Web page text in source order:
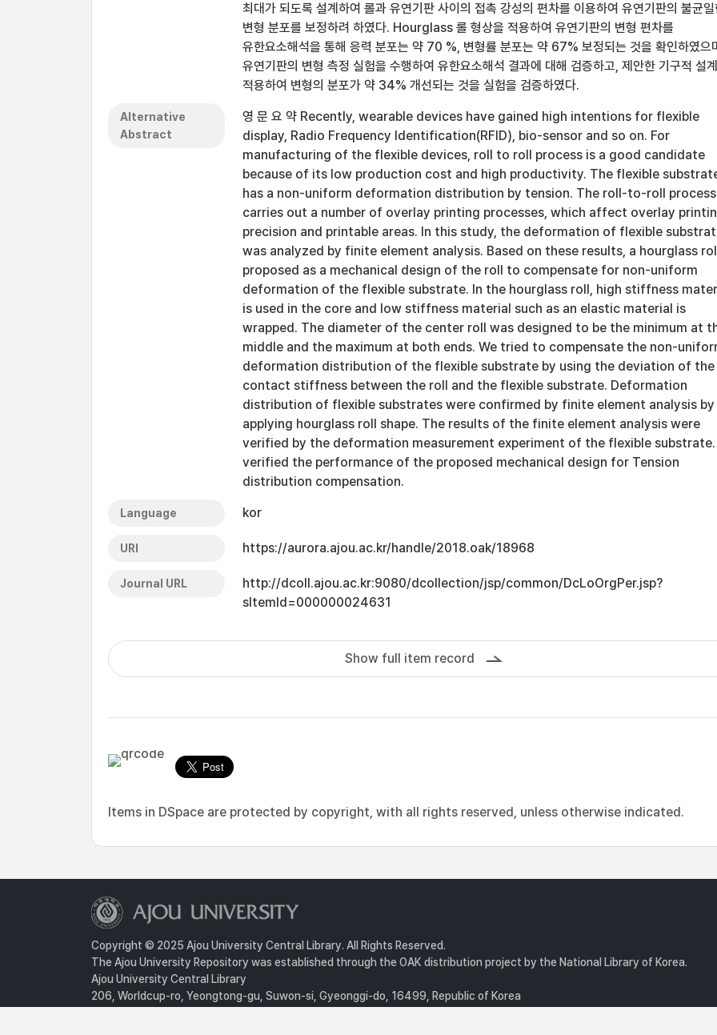
최대가 되도록 설계하여 롤과 유연기판 사이의 접촉 강성의 편차를 이용하여 유연기판의 불균
변형 분포를 보정하려 하였다. Hourglass 롤 형상을 적용하여 유연기판의 변형 편차를
유한요소해석을 통해 응력 분포는 약 70 %, 변형률 분포는 약 67% 보정되는 것을 확인하였으
유연기판의 변형 측정 실험을 수행하여 유한요소해석 결과에 대해 검증하고, 제안한 기구적 설
적용하여 변형의 분포가 약 34% 개선되는 것을 실험을 검증하였다.
Alternative
Abstract
영 문 요 약 Recently, wearable devices have gained high intentions for flexible
display, Radio Frequency Identification(RFID), bio-sensor and so on. For
manufacturing of the flexible devices, roll to roll process is a good candidate
because of its low production cost and high productivity. The flexible
has a non-uniform deformation distribution by tension. The roll-to-roll process
carries out a number of overlay printing processes, which affect overlay
precision and printable areas. In this study, the deformation of flexible
was analyzed by finite element analysis. Based on these results, a hourglass
proposed as a mechanical design of the roll to compensate for non-uniform
deformation of the flexible substrate. In the hourglass roll, high stiffness
is used in the core and low stiffness material such as an elastic material is
wrapped. The diameter of the center roll was designed to be the minimum at
middle and the maximum at both ends. We tried to compensate the non-
deformation distribution of the flexible substrate by using the deviation of the
contact stiffness between the roll and the flexible substrate. Deformation
distribution of flexible substrates were confirmed by finite element analysis by
applying hourglass roll shape. The results of the finite element analysis were
verified by the deformation measurement experiment of the flexible substrate.
verified the performance of the proposed mechanical design for Tension
distribution compensation.
Language kor
URI https://aurora.ajou.ac.kr/handle/2018.oak/18968
Journal URL
http://dcoll.ajou.ac.kr:9080/dcollection/jsp/common/DcLoOrgPer.jsp?
sItemId=000000024631
Show full item record
Items in DSpace are protected by copyright, with all rights reserved, unless otherwise indicated.
Copyright © 2025 Ajou University Central Library. All Rights Reserved.
The Ajou University Repository was established through the OAK distribution project by the National Library of Korea.
Ajou University Central Library
206, Worldcup-ro, Yeongtong-gu, Suwon-si, Gyeonggi-do, 16499, Republic of Korea